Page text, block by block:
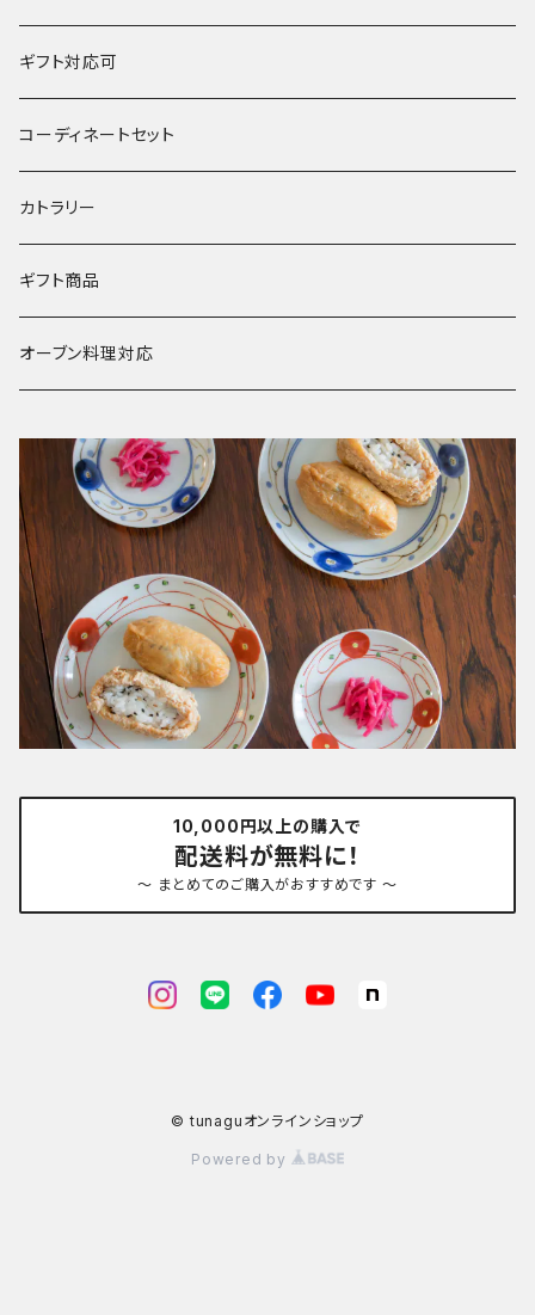
鍋
その他
春窯
夏
水うちわ
浮き玉
冬
ギフト対応可
コーディネートセット
カトラリー
ギフト商品
オーブン料理対応
10,000円以上の購入で
配送料が無料に！
～ まとめてのご購入がおすすめです ～
© tunaguオンラインショップ
Powered by